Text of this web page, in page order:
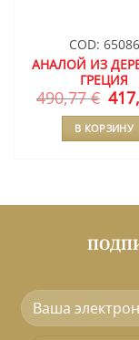
COD: 65086
АНАЛОЙ ИЗ
ГРЕЦИЯ
490,77€ цена
В КОРЗИНУ